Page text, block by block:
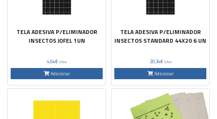
TELA ADESIVA P/ELIMINADOR
INSECTOS JOFEL 1UN
4,64€ S/Iva
Adicionar
TELA ADESIVA P/ELIMINADOR
INSECTOS STANDARD 44X20 6 UN
20,34€ S/Iva
Adicionar